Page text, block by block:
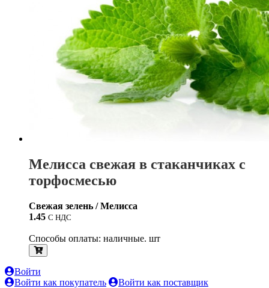
Мелисса свежая в стаканчиках с
торфосмесью
Свежая зелень / Мелисса
1.45 С НДС
Способы оплаты: наличные. шт
Войти
Войти как покупатель
Войти как поставщик